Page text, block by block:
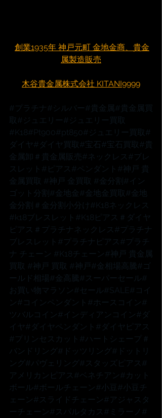
創業1935年 神戸元町 金地金商、貴金
属製造販売
木谷貴金属株式会社 KITANI9999
#プラチナ #シルバー #貴金属#貴金属買
取 #ジュエリー #ジュエリー買取
#K18#Pt900#pt850#ジュエリー買取 #
ダイヤ #ダイヤ買取 #宝石 #宝石買取 #貴
金属卸 ＃貴金属販売#ネックレス #ブレ
スレット #ピアス #ペンダント #神戸 貴
金属買取 #神戸 金買取 #金分割 #イン
ゴット分割 #金地金 #金地金買取 #金地
金分割
＃金分割小分け #K18ネックレス
#k18ブレスレット #K18ピアス ＃ダイヤ
ピアス ＃プラチナネックレス #プラチナ
ブレスレット #プラチナピアス #プラチ
ナ
チェーン #K18チェーン #神戸 貴金属
買取 #神戸 買取 #神戸 #金相場高騰 #ゴ
ールド相場 #金高騰 #スーパーセール#
お買い物マラソン #セール#SALE#コイ
ン #コインペンダント #ホースコイン #
ツバルコイン #インディアンコイン #ダ
イヤ #ダイヤペンダント #ダイヤピアス
#プリンセスカット #ハートシェープ ＃
バンドリング #ドッツリング #ドットリ
ング #パヴェリング #スタッズピアス #
アメリカンピアス #ベネチアン #カット
ボール#ボールチェーン #小豆 #小豆チ
ェーン #スライドチェーン #アジャスタ
ーチェーン #スパルタカス #ミラーノ #